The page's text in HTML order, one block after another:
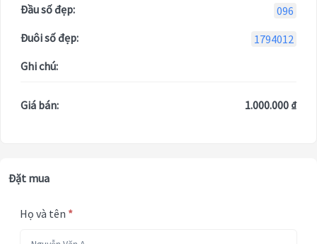
Đầu số đẹp:
096
Đuôi số đẹp:
1794012
Ghi chú:
Giá bán: 1.000.000 ₫
Đặt mua
Họ và tên *